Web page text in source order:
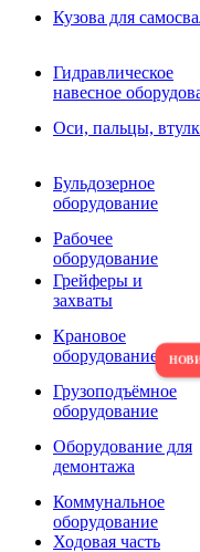
Кузова для
Гидравлическое
навесное
Оси, пальцы,
Бульдозерное
оборудование
Рабочее
оборудование
Грейферы и
захваты
Крановое
оборудование
Грузоподъёмное
оборудование
Оборудование для
демонтажа
Коммунальное
оборудование
Ходовая часть